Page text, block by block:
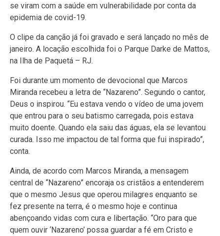
se viram com a saúde em vulnerabilidade por conta da
epidemia de covid-19.
O clipe da canção já foi gravado e será lançado no mês de
janeiro. A locação escolhida foi o Parque Darke de Mattos,
na Ilha de Paquetá – RJ.
Foi durante um momento de devocional que Marcos
Miranda recebeu a letra de “Nazareno”. Segundo o cantor,
Deus o inspirou. “Eu estava vendo o vídeo de uma jovem
que entrou para o seu batismo carregada, pois estava
muito doente. Quando ela saiu das águas, ela se levantou
curada. Isso me impactou de tal forma que fui inspirado”,
conta.
Ainda, de acordo com Marcos Miranda, a mensagem
central de “Nazareno” encoraja os cristãos a entenderem
que o mesmo Jesus que operou milagres enquanto se
fez presente na terra, é o mesmo hoje e continua
abençoando vidas com cura e libertação. “Oro para que
quem ouvir ‘Nazareno’ possa guardar a fé em Cristo e